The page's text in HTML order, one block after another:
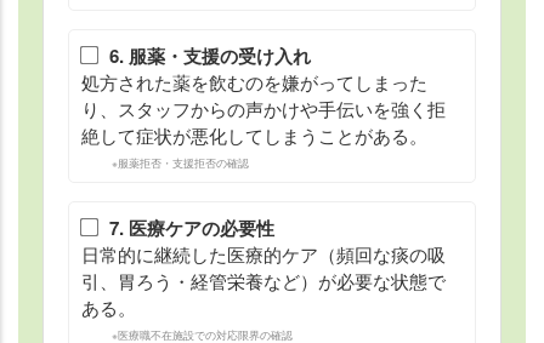
6. 服薬・支援の受け入れ
処方された薬を飲むのを嫌がってしまった
り、スタッフからの声かけや手伝いを強く拒
絶して症状が悪化してしまうことがある。
※服薬拒否・支援拒否の確認
7. 医療ケアの必要性
日常的に継続した医療的ケア（頻回な痰の吸
引、胃ろう・経管栄養など）が必要な状態で
ある。
※医療職不在施設での対応限界の確認